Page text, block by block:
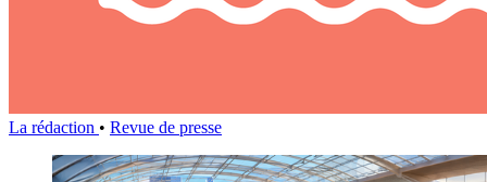
La rédaction • Revue de presse